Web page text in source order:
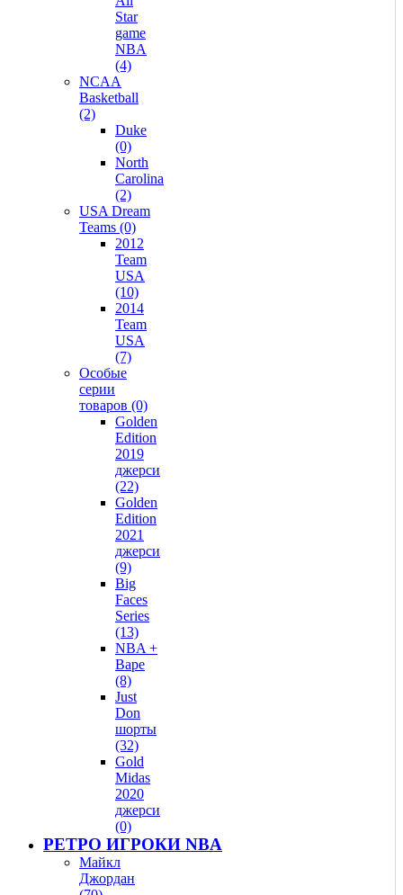
Star
game
NBA
(4)
NCAA
Basketball
(2)
Duke
(0)
North
Carolina
(2)
USA Dream
Teams (0)
2012
Team
USA
(10)
2014
Team
USA
(7)
Особые
серии
товаров (0)
Golden
Edition
2019
джерси
(22)
Golden
Edition
2021
джерси
(9)
Big
Faces
Series
(13)
NBA +
Bape
(8)
Just
Don
шорты
(32)
Gold
Midas
2020
джерси
(0)
РЕТРО ИГРОКИ NBA
Майкл
Джордан